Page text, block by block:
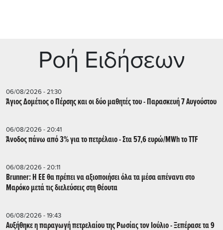
Ρoή Ειδήσεων
06/08/2026 - 21:30
Άγιος Δομέτιος ο Πέρσης και οι δύο μαθητές του - Παρασκευή 7 Αυγούστου
06/08/2026 - 20:41
Άνοδος πάνω από 3% για το πετρέλαιο - Στα 57,6 ευρώ/MWh το TTF
06/08/2026 - 20:11
Brunner: Η ΕΕ θα πρέπει να αξιοποιήσει όλα τα μέσα απέναντι στο
Μαρόκο μετά τις διελεύσεις στη Θέουτα
06/08/2026 - 19:43
Αυξήθηκε η παραγωγή πετρελαίου της Ρωσίας τον Ιούλιο - Ξεπέρασε τα 9